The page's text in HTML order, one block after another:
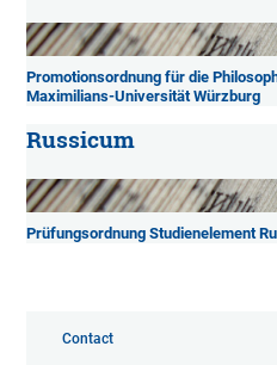
Promotionsordnung für die
Maximilians-Universität Würzburg
Russicum
Prüfungsordnung Studienelement
Contact